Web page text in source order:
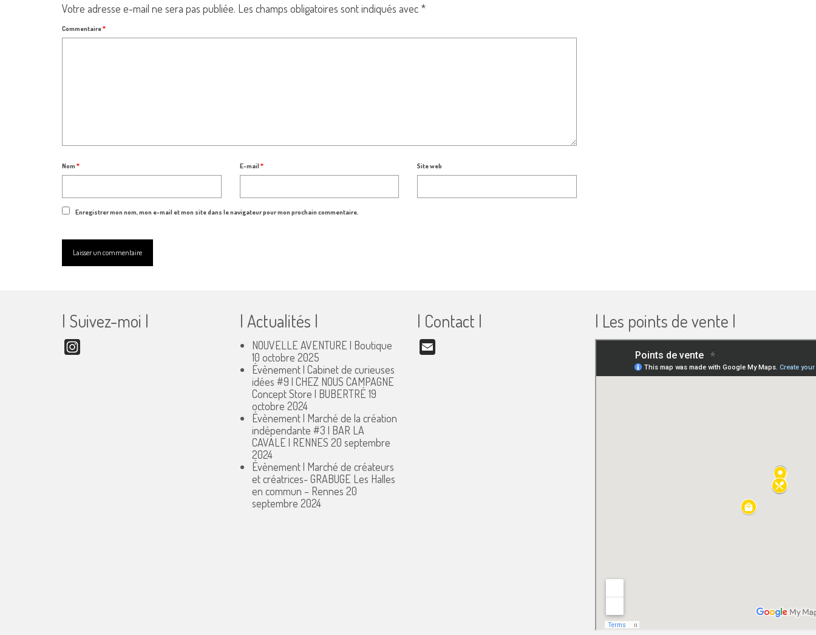
Votre adresse e-mail ne sera pas publiée. Les champs obligatoires sont indiqués avec *
Commentaire*
Nom * E-mail* Site web
Enregistrer mon nom, mon e-mail et mon site dans le navigateur pour mon prochain commentaire.
| Suivez-moi | | Actualités |
NOUVELLE AVENTURE | Boutique
10 octobre 2025
Évènement | Cabinet de curieuses
idées #9 | CHEZ NOUS CAMPAGNE
Concept Store | BUBERTRÉ 19
octobre 2024
Évènement | Marché de la création
indépendante #3 | BAR LA
CAVALE | RENNES 20 septembre
2024
Évènement | Marché de créateurs
et créatrices- GRABUGE Les Halles
en commun – Rennes 20
septembre 2024
| Contact | | Les points de vente |